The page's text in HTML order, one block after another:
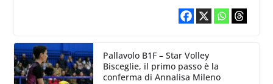
Pallavolo B1F – Star Volley
Bisceglie, il primo passo è la
conferma di Annalisa Mileno